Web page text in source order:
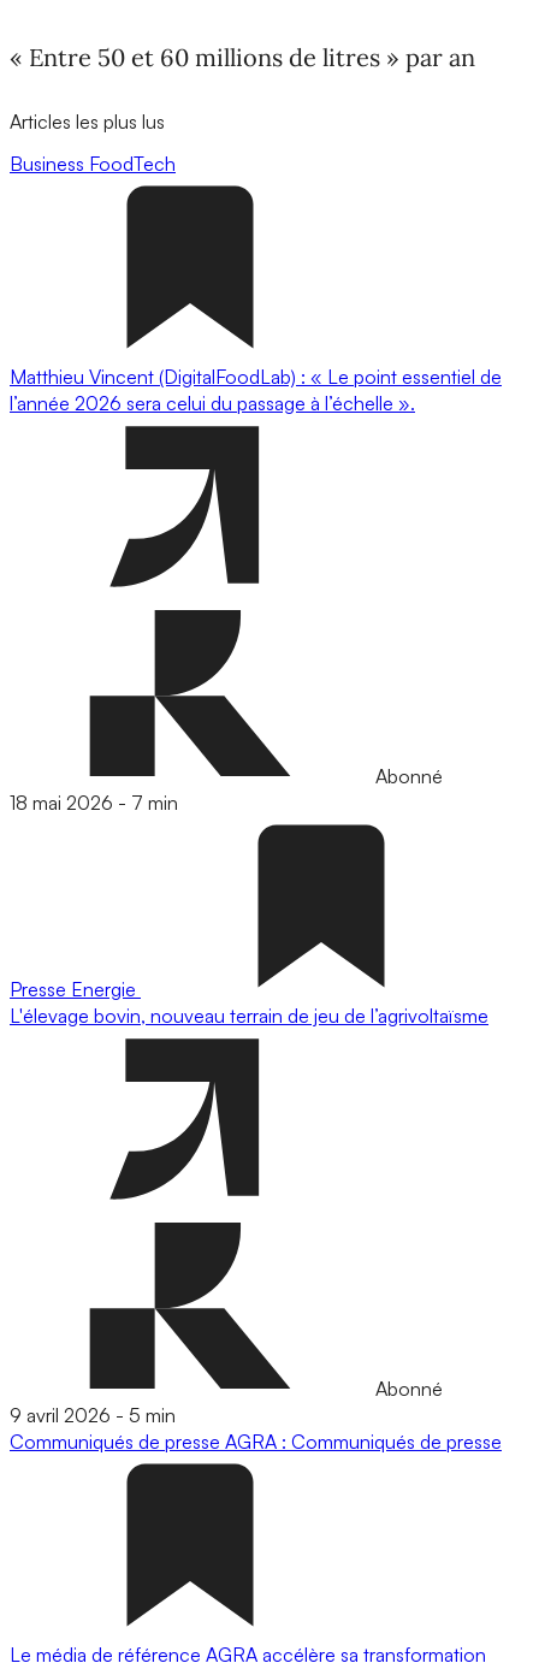
« Entre 50 et 60 millions de litres » par an
Articles les plus lus
Business FoodTech
Matthieu Vincent (DigitalFoodLab) : « Le point essentiel de
l’année 2026 sera celui du passage à l’échelle ».
Abonné
18 mai 2026 - 7 min
Presse Energie
L'élevage bovin, nouveau terrain de jeu de l’agrivoltaïsme
Abonné
9 avril 2026 - 5 min
Communiqués de presse AGRA : Communiqués de presse
Le média de référence AGRA accélère sa transformation